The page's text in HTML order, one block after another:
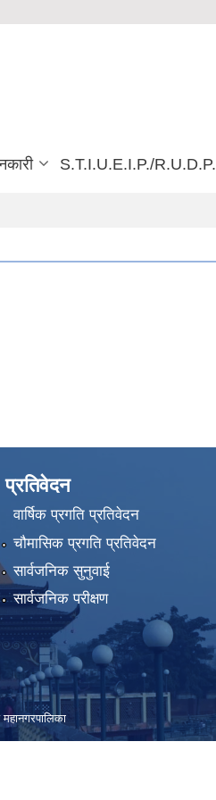
S.T.I.U.E.I.P./R.U.D.P.
प्रतिवेदन
वार्षिक प्रगति प्रतिवेदन
चौमासिक प्रगति प्रतिवेदन
सार्वजनिक सुनुवाई
सार्वजनिक परीक्षण